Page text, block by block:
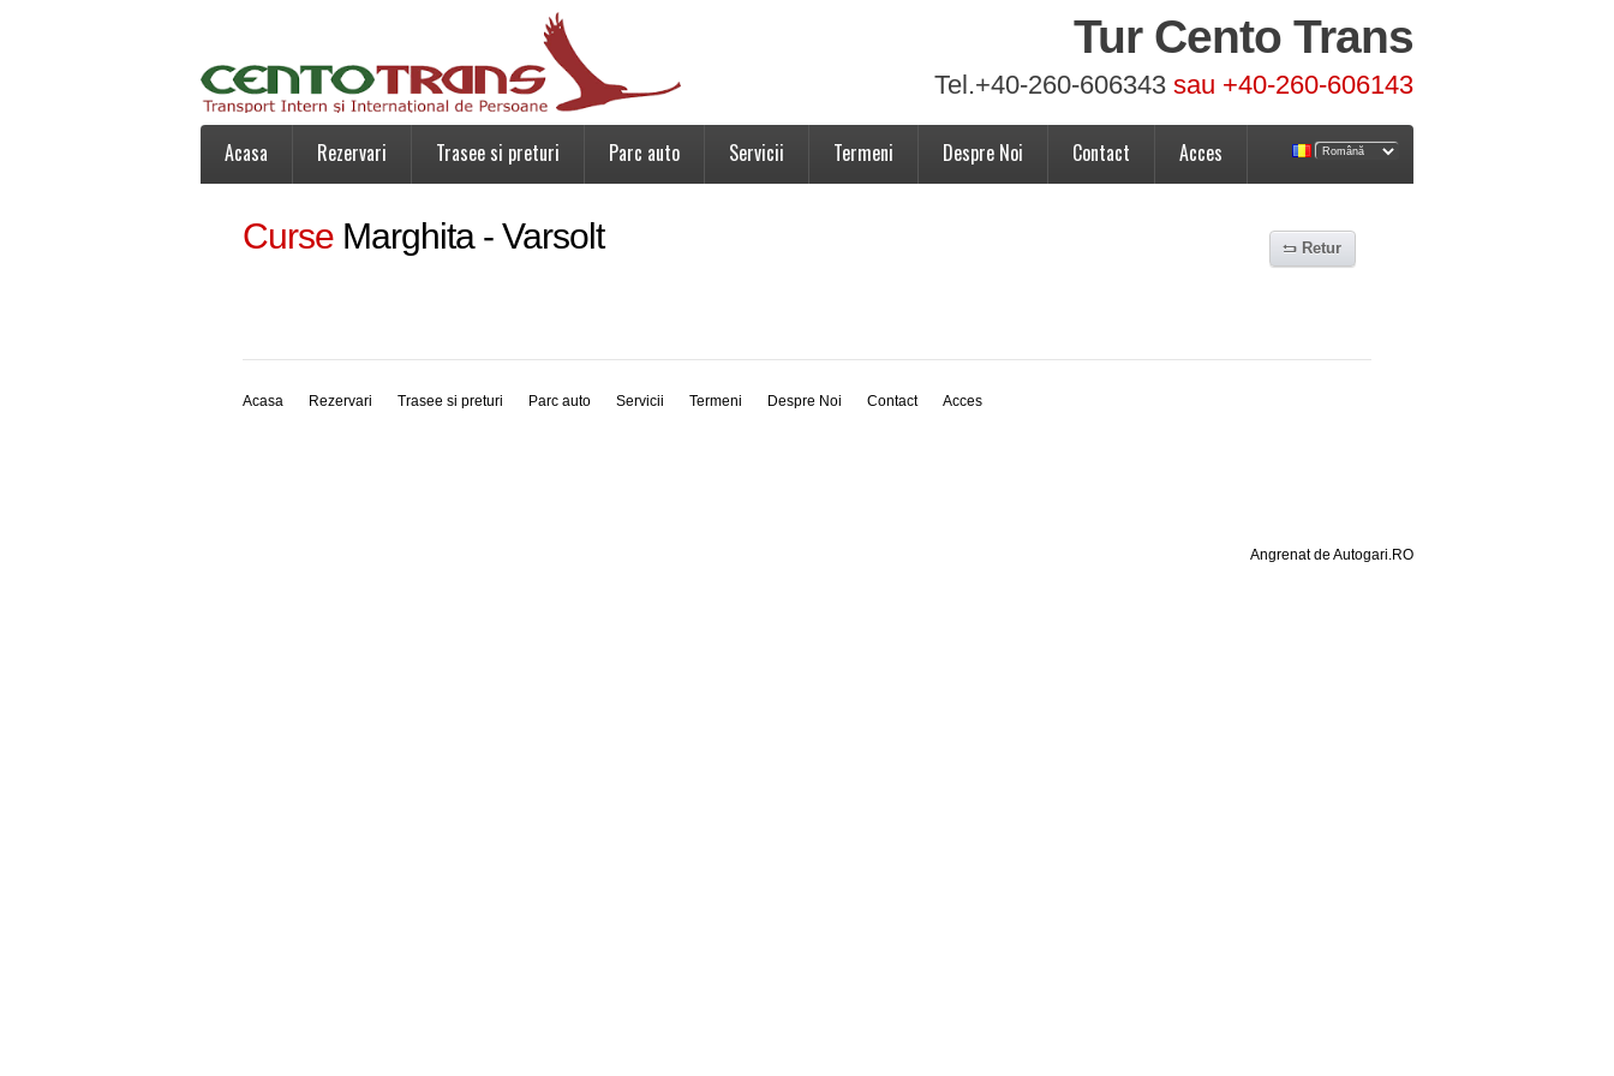
Tur Cento Trans
Tel.+40-260-606343 sau +40-260-606143
Acasa Rezervari Trasee si preturi Parc auto Servicii Termeni Despre Noi Contact Acces
Curse Marghita - Varsolt Retur
Acasa Rezervari Trasee si preturi Parc auto Servicii Termeni Despre Noi Contact Acces
Angrenat de Autogari.RO